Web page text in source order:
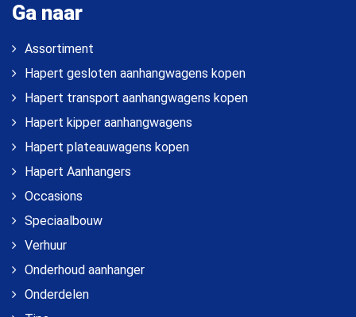
Ga naar
Assortiment
Hapert gesloten aanhangwagens kopen
Hapert transport aanhangwagens kopen
Hapert kipper aanhangwagens
Hapert plateauwagens kopen
Hapert Aanhangers
Occasions
Speciaalbouw
Verhuur
Onderhoud aanhanger
Onderdelen